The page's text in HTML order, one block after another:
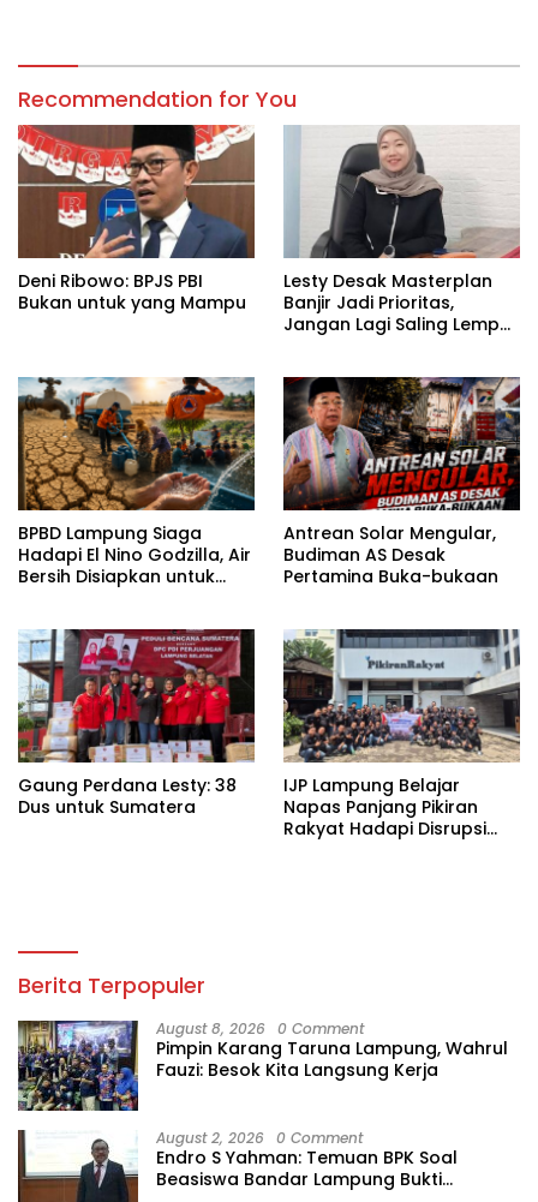
Recommendation for You
Deni Ribowo: BPJS PBI
Bukan untuk yang Mampu
Lesty Desak Masterplan
Banjir Jadi Prioritas,
Jangan Lagi Saling Lempar
BPBD Lampung Siaga
Hadapi El Nino Godzilla, Air
Bersih Disiapkan untuk
Antrean Solar Mengular,
Budiman AS Desak
Pertamina Buka-bukaan
Gaung Perdana Lesty: 38
Dus untuk Sumatera
IJP Lampung Belajar
Napas Panjang Pikiran
Rakyat Hadapi Disrupsi
Berita Terpopuler
August 8, 2026 0 Comment
Pimpin Karang Taruna Lampung, Wahrul
Fauzi: Besok Kita Langsung Kerja
August 2, 2026 0 Comment
Endro S Yahman: Temuan BPK Soal
Beasiswa Bandar Lampung Bukti